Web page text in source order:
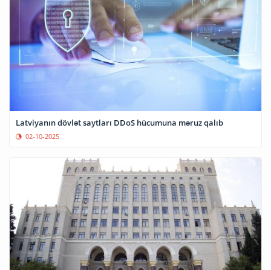
Latviyanın dövlət saytları DDoS hücumuna məruz qalıb
02-10-2025